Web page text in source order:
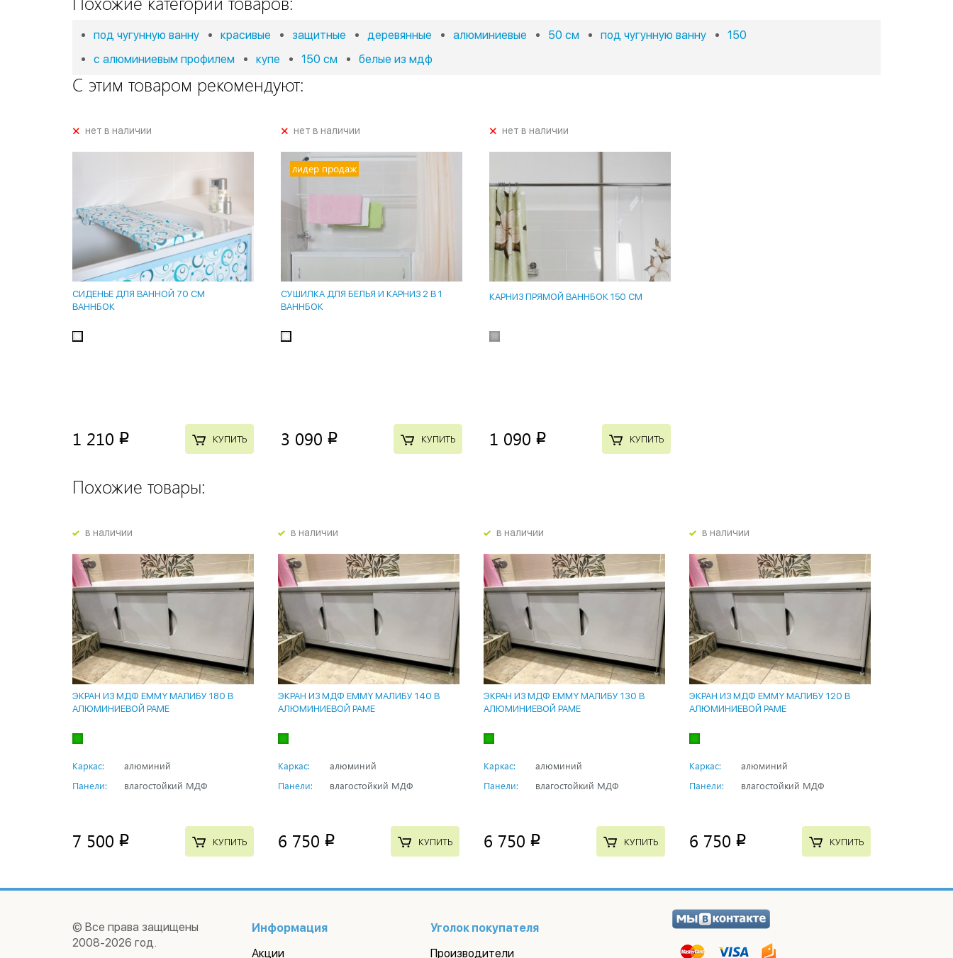
под чугунную ванну красивые защитные деревянные алюминиевые 50 см под чугунную ванну
150
с алюминиевым профилем
купе 150 см белые из мдф
С этим товаром рекомендуют:
+нет в наличии
СИДЕНЬЕ ДЛЯ ВАННОЙ 70 СМ
ВАННБОК
1 210 p КУПИТЬ
+нет в наличии
лидер продаж
СУШИЛКА ДЛЯ БЕЛЬЯ И КАРНИЗ 2 В 1
ВАННБОК
3 090 p КУПИТЬ
+нет в наличии
КАРНИЗ ПРЯМОЙ ВАННБОК 150 СМ
1 090 p КУПИТЬ
Похожие товары:
в наличии
ЭКРАН ИЗ МДФ EMMY МАЛИБУ 180 В
АЛЮМИНИЕВОЙ РАМЕ
Каркас:
алюминий
Панели:
влагостойкий МДФ
7 500 p КУПИТЬ
в наличии
ЭКРАН ИЗ МДФ EMMY МАЛИБУ 140 В
АЛЮМИНИЕВОЙ РАМЕ
Каркас:
алюминий
Панели:
влагостойкий МДФ
6 750 p КУПИТЬ
в наличии
ЭКРАН ИЗ МДФ EMMY МАЛИБУ 130 В
АЛЮМИНИЕВОЙ РАМЕ
Каркас:
алюминий
Панели:
влагостойкий МДФ
6 750 p КУПИТЬ
в наличии
ЭКРАН ИЗ МДФ EMMY МАЛИБУ 120 В
АЛЮМИНИЕВОЙ РАМЕ
Каркас:
алюминий
Панели:
влагостойкий МДФ
6 750 p КУПИТЬ
© Все права защищены
2008-2026 год.
Информация
Акции
Уголок покупателя
Производители